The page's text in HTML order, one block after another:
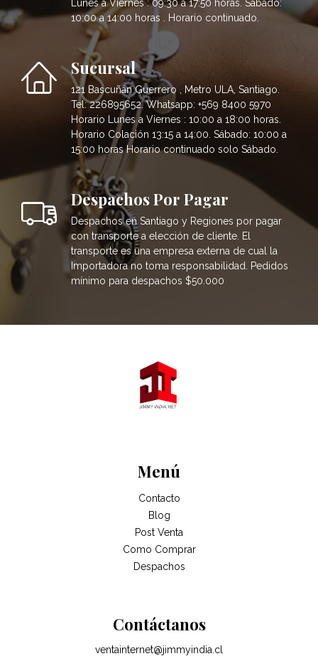
Lunes a Viernes : 09:30 a 17:50 horas. Sábado:
10:00 a 14:00 horas . Horario continuado.
Sucursal
121 Bascuñán Guerrero , Metro ULA, Santiago.
Tel: 226895652. Whatsapp: +569 8400 5970
Horario Lunes a Viernes : 10:00 a 18:00 horas.
Horario Colación 13:15 a 14:00. Sábado: 10:00 a
15:00 horas Horario continuado solo Sábado.
Despachos Por Pagar
Despachos en Santiago y Regiones por pagar
con transporte a elección de cliente. El
transporte es una empresa externa de cual la
Importadora no toma responsabilidad. Pedidos
mínimo para despachos $50.000
Menú
Contacto
Blog
Post Venta
Como Comprar
Despachos
Contáctanos
ventainternet@jimmyindia.cl